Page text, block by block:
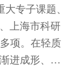
专子课题、
上海市科研
项。在轻质
进成形、塑